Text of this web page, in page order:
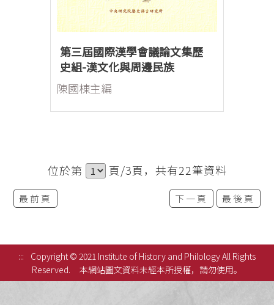
第三屆國際漢學會議論文集歷
史組-漢文化與周邊民族
陳國棟主編
位於第 頁/3頁，共有22筆資料
最前頁 下一頁 最後頁
:::
Copyright © 2021 Institute of History and Philology All Rights
Reserved.
本網站圖文資料未經本所授權，請勿使用。